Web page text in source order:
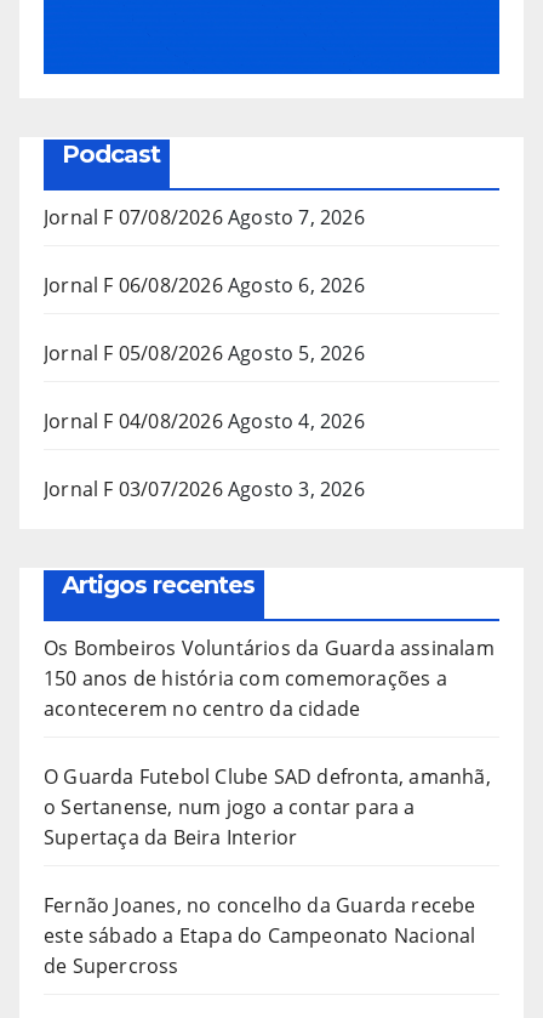
Podcast
Jornal F 07/08/2026Agosto 7, 2026
Jornal F 06/08/2026Agosto 6, 2026
Jornal F 05/08/2026Agosto 5, 2026
Jornal F 04/08/2026Agosto 4, 2026
Jornal F 03/07/2026Agosto 3, 2026
Artigos recentes
Os Bombeiros Voluntários da Guarda assinalam
150 anos de história com comemorações a
acontecerem no centro da cidade
O Guarda Futebol Clube SAD defronta, amanhã,
o Sertanense, num jogo a contar para a
Supertaça da Beira Interior
Fernão Joanes, no concelho da Guarda recebe
este sábado a Etapa do Campeonato Nacional
de Supercross